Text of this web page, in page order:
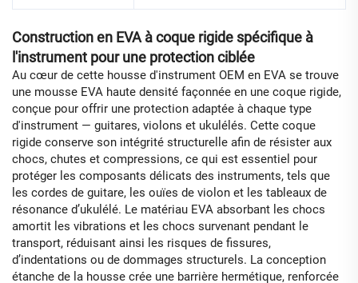
Construction en EVA à coque rigide spécifique à
l'instrument pour une protection ciblée
Au cœur de cette housse d'instrument OEM en EVA se trouve
une mousse EVA haute densité façonnée en une coque rigide,
conçue pour offrir une protection adaptée à chaque type
d'instrument — guitares, violons et ukulélés. Cette coque
rigide conserve son intégrité structurelle afin de résister aux
chocs, chutes et compressions, ce qui est essentiel pour
protéger les composants délicats des instruments, tels que
les cordes de guitare, les ouïes de violon et les tableaux de
résonance d’ukulélé. Le matériau EVA absorbant les chocs
amortit les vibrations et les chocs survenant pendant le
transport, réduisant ainsi les risques de fissures,
d’indentations ou de dommages structurels. La conception
étanche de la housse crée une barrière hermétique, renforcée